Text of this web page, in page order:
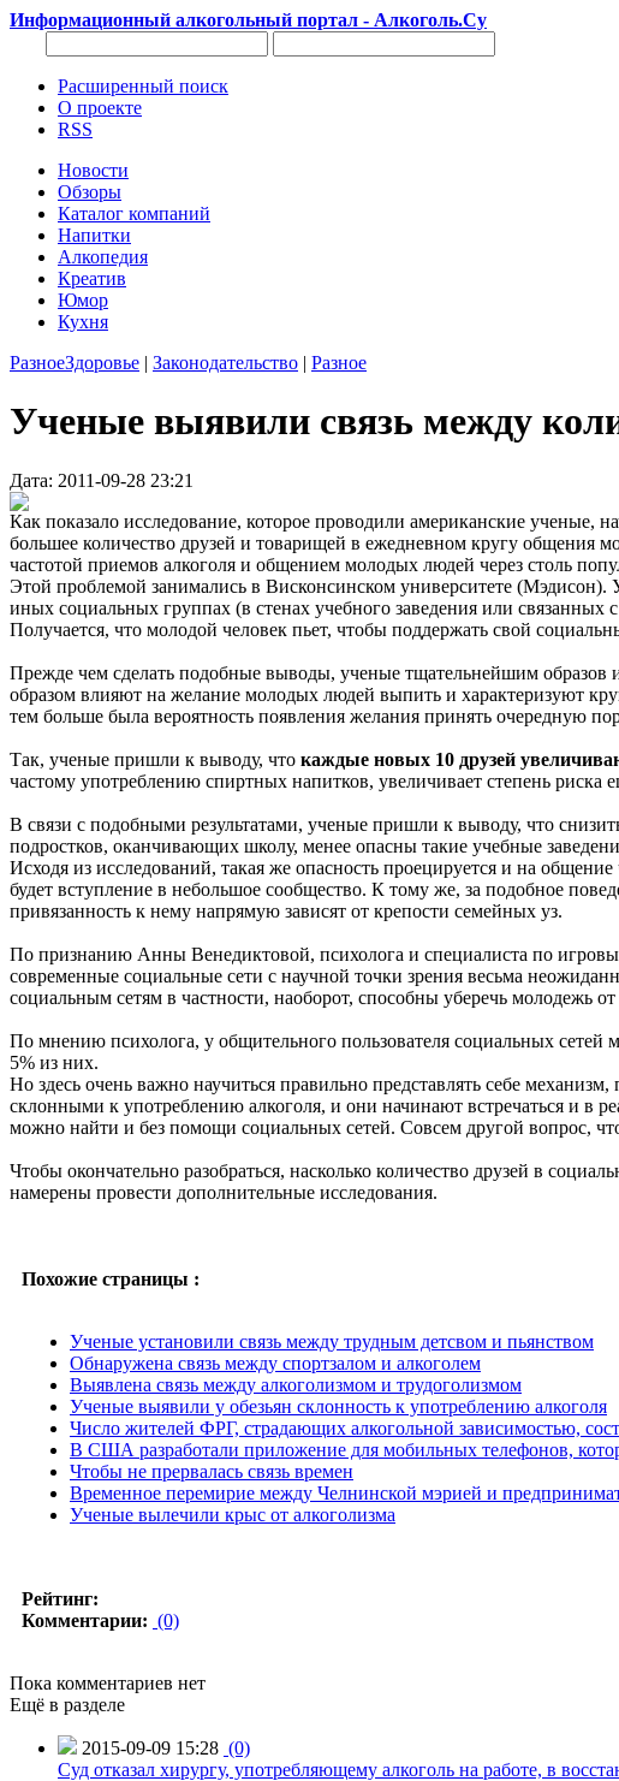
Информационный алкогольный портал - Алкоголь.Су
Расширенный поиск
О проекте
RSS
Новости
Обзоры
Каталог компаний
Напитки
Алкопедия
Креатив
Юмор
Кухня
РазноеЗдоровье | Законодательство | Разное
Ученые выявили связь между
Дата: 2011-09-28 23:21
Как показало исследование, которое проводили американские ученые,
большее количество друзей и товарищей в ежедневном кругу общения
частотой приемов алкоголя и общением молодых людей через столь
Этой проблемой занимались в Висконсинском университете (Мэдисон).
иных социальных группах (в стенах учебного заведения или
Получается, что молодой человек пьет, чтобы поддержать свой
Прежде чем сделать подобные выводы, ученые тщательнейшим образов
образом влияют на желание молодых людей выпить и характеризуют
тем больше была вероятность появления желания принять очередную
Так, ученые пришли к выводу, что каждые новых 10 друзей
частому употреблению спиртных напитков, увеличивает степень риска
В связи с подобными результатами, ученые пришли к выводу, что
подростков, оканчивающих школу, менее опасны такие учебные
Исходя из исследований, такая же опасность проецируется и на общение
будет вступление в небольшое сообщество. К тому же, за подобное
привязанность к нему напрямую зависят от крепости семейных уз.
По признанию Анны Венедиктовой, психолога и специалиста по
современные социальные сети с научной точки зрения весьма
социальным сетям в частности, наоборот, способны уберечь молодежь
По мнению психолога, у общительного пользователя социальных сетей
5% из них.
Но здесь очень важно научиться правильно представлять себе
склонными к употреблению алкоголя, и они начинают встречаться и в
можно найти и без помощи социальных сетей. Совсем другой вопрос,
Чтобы окончательно разобраться, насколько количество друзей в
намерены провести дополнительные исследования.
Похожие страницы :
Ученые установили связь между трудным детсвом и пьянством
Обнаружена связь между спортзалом и алкоголем
Выявлена связь между алкоголизмом и трудоголизмом
Ученые выявили у обезьян склонность к употреблению алкоголя
Число жителей ФРГ, страдающих алкогольной зависимостью,
В США разработали приложение для мобильных телефонов,
Чтобы не прервалась связь времен
Временное перемирие между Челнинской мэрией и
Ученые вылечили крыс от алкоголизма
Рейтинг:
Комментарии: (0)
Пока комментариев нет
Ещё в разделе
2015-09-09 15:28 (0)
Суд отказал хирургу, употребляющему алкоголь на работе, в